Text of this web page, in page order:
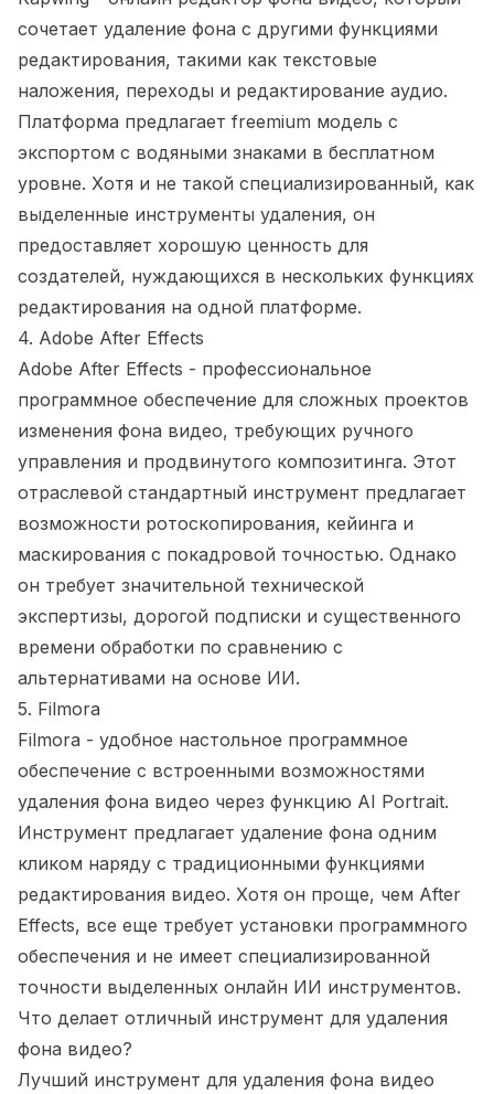
сочетает удаление фона с другими функциями
редактирования, такими как текстовые
наложения, переходы и редактирование аудио.
Платформа предлагает freemium модель с
экспортом с водяными знаками в бесплатном
уровне. Хотя и не такой специализированный, как
выделенные инструменты удаления, он
предоставляет хорошую ценность для
создателей, нуждающихся в нескольких функциях
редактирования на одной платформе.
4. Adobe After Effects
Adobe After Effects - профессиональное
программное обеспечение для сложных проектов
изменения фона видео, требующих ручного
управления и продвинутого композитинга. Этот
отраслевой стандартный инструмент предлагает
возможности ротоскопирования, кейинга и
маскирования с покадровой точностью. Однако
он требует значительной технической
экспертизы, дорогой подписки и существенного
времени обработки по сравнению с
альтернативами на основе ИИ.
5. Filmora
Filmora - удобное настольное программное
обеспечение с встроенными возможностями
удаления фона видео через функцию AI Portrait.
Инструмент предлагает удаление фона одним
кликом наряду с традиционными функциями
редактирования видео. Хотя он проще, чем After
Effects, все еще требует установки программного
обеспечения и не имеет специализированной
точности выделенных онлайн ИИ инструментов.
Что делает отличный инструмент для удаления
фона видео?
Лучший инструмент для удаления фона видео